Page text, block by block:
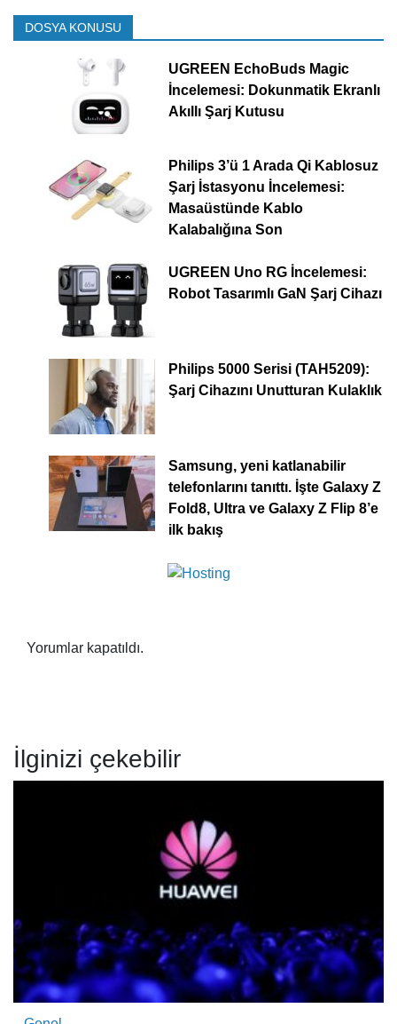
DOSYA KONUSU
UGREEN EchoBuds Magic
İncelemesi: Dokunmatik Ekranlı
Akıllı Şarj Kutusu
Philips 3’ü 1 Arada Qi Kablosuz
Şarj İstasyonu İncelemesi:
Masaüstünde Kablo
Kalabalığına Son
UGREEN Uno RG İncelemesi:
Robot Tasarımlı GaN Şarj Cihazı
Philips 5000 Serisi (TAH5209):
Şarj Cihazını Unutturan Kulaklık
Samsung, yeni katlanabilir
telefonlarını tanıttı. İşte Galaxy Z
Fold8, Ultra ve Galaxy Z Flip 8’e
ilk bakış
Yorumlar kapatıldı.
İlginizi çekebilir